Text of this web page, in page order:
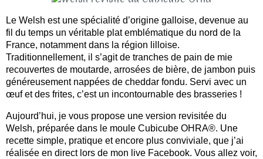
Le Welsh est une spécialité d’origine galloise, devenue au
fil du temps un véritable plat emblématique du nord de la
France, notamment dans la région lilloise.
Traditionnellement, il s’agit de tranches de pain de mie
recouvertes de moutarde, arrosées de bière, de jambon puis
généreusement nappées de cheddar fondu. Servi avec un
œuf et des frites, c’est un incontournable des brasseries !
Aujourd’hui, je vous propose une version revisitée du
Welsh, préparée dans le moule Cubicube OHRA®. Une
recette simple, pratique et encore plus conviviale, que j’ai
réalisée en direct lors de mon live Facebook. Vous allez voir,